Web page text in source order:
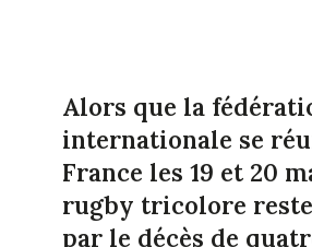
Alors que la
internationale se
France les 19 et 20
rugby tricolore
par le décès de